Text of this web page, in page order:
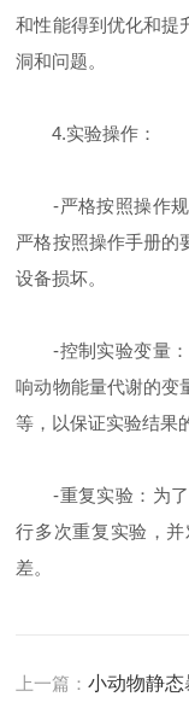
和性能得到优化和提
洞和问题。
4.实验操作：
-严格按照操作规
严格按照操作手册的
设备损坏。
-控制实验变量：
响动物能量代谢的变
等，以保证实验结果
-重复实验：为了
行多次重复实验，
差。
上一篇：小动物静